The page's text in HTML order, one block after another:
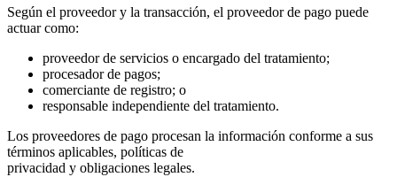
Según el proveedor y la transacción, el proveedor de pago puede
actuar como:
proveedor de servicios o encargado del tratamiento;
procesador de pagos;
comerciante de registro; o
responsable independiente del tratamiento.
Los proveedores de pago procesan la información conforme a sus
términos aplicables, políticas de
privacidad y obligaciones legales.